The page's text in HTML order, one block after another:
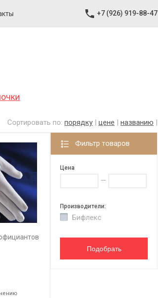
+7 (926) 919-88-47
Сортировать по: порядку | цене | названию |
Фильтр товаров
Цена
—
Производители:
Бифлекс